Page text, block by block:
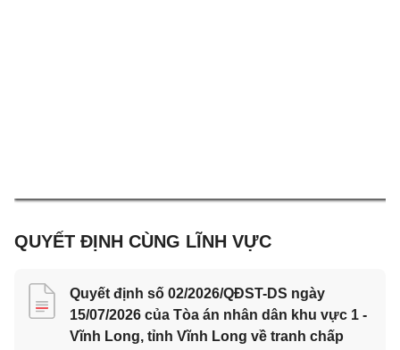
QUYẾT ĐỊNH CÙNG LĨNH VỰC
Quyết định số 02/2026/QĐST-DS ngày
15/07/2026 của Tòa án nhân dân khu vực 1 -
Vĩnh Long, tỉnh Vĩnh Long về tranh chấp